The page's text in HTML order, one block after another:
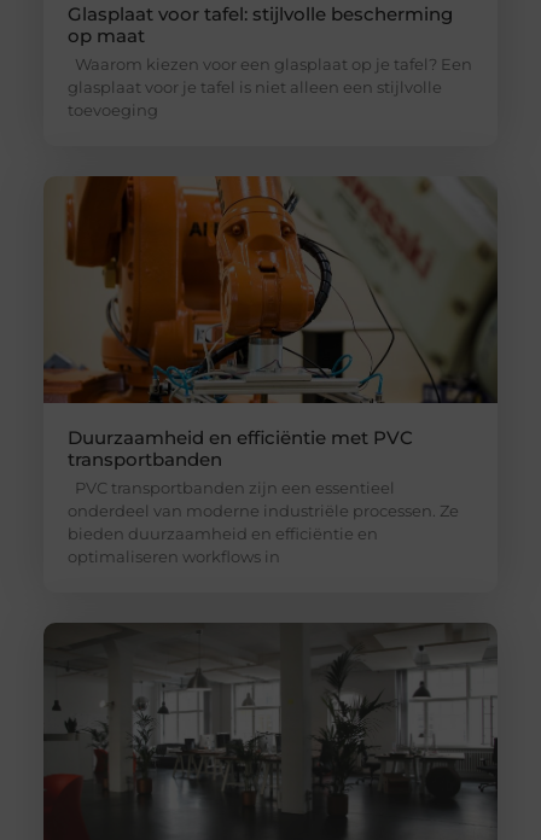
Glasplaat voor tafel: stijlvolle bescherming
op maat
Waarom kiezen voor een glasplaat op je tafel? Een
glasplaat voor je tafel is niet alleen een stijlvolle
toevoeging
Duurzaamheid en efficiëntie met PVC
transportbanden
PVC transportbanden zijn een essentieel
onderdeel van moderne industriële processen. Ze
bieden duurzaamheid en efficiëntie en
optimaliseren workflows in